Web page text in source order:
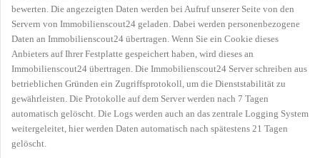
bewerten. Die angezeigten Daten werden bei Aufruf unserer Seite von den
Servern von Immobilienscout24 geladen. Dabei werden personenbezogene
Daten an Immobilienscout24 übertragen. Wenn Sie ein Cookie dieses
Anbieters auf Ihrer Festplatte gespeichert haben, wird dieses an
Immobilienscout24 übertragen. Die Immobilienscout24 Server schreiben aus
betrieblichen Gründen ein Zugriffsprotokoll, um die Dienststabilität zu
gewährleisten. Die Protokolle auf dem Server werden nach 7 Tagen
automatisch gelöscht. Die Logs werden auch an das zentrale Logging System
weitergeleitet, hier werden Daten automatisch nach spätestens 21 Tagen
gelöscht.